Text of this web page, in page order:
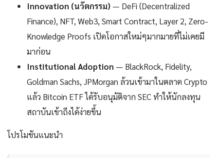
Innovation (นวัตกรรม) — DeFi (Decentralized
Finance), NFT, Web3, Smart Contract, Layer 2, Zero-
Knowledge Proofs เปิดโอกาสใหม่ๆมากมายที่ไม่เคยมี
มาก่อน
Institutional Adoption — BlackRock, Fidelity,
Goldman Sachs, JPMorgan ล้วนเข้ามาในตลาด Crypto
แล้ว Bitcoin ETF ได้รับอนุมัติจาก SEC ทำให้นักลงทุน
สถาบันเข้าถึงได้ง่ายขึ้น
โปรโมชันแนะนำ